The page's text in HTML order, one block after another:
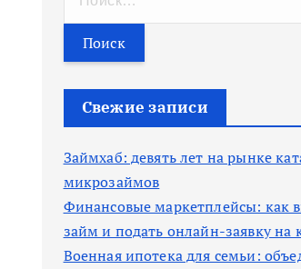
т
и
Свежие записи
Займхаб: девять лет на рынке
микрозаймов
Финансовые маркетплейсы: как
займ и подать онлайн-заявку на
Военная ипотека для семьи: